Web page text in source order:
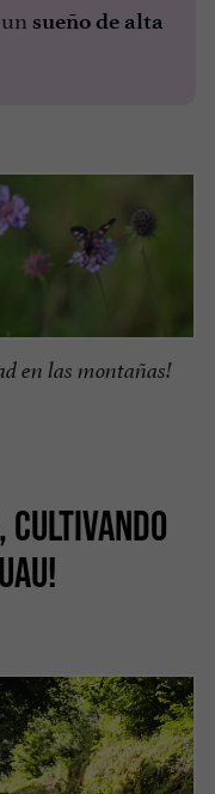
sueño de alta
en las montañas!
CULTIVANDO